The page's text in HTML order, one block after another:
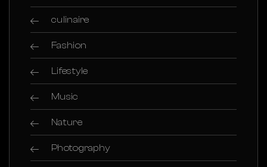
culinaire
Fashion
Lifestyle
Music
Nature
Photography